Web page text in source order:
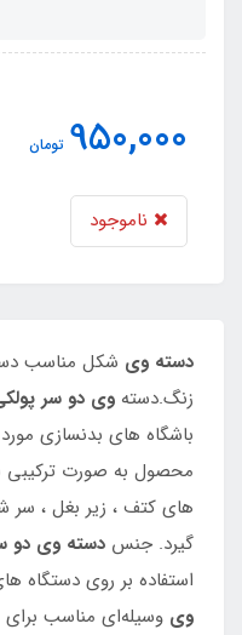
950,000 تومان
ناموجود
دسته وی شکل مناسب
زنگ.دسته وی دو سر
باشگاه های بدنسازی
محصول به صورت ترکیبی
های کتف ، زیر بغل ، سر
گیرد. جنس دسته وی دو
استفاده بر روی
وی وسیله‌ای مناسب برای